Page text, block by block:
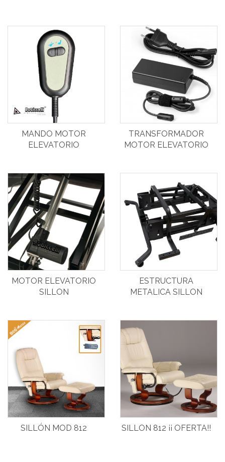
MANDO MOTOR
ELEVATORIO
TRANSFORMADOR
MOTOR ELEVATORIO
MOTOR ELEVATORIO
SILLON
ESTRUCTURA
METALICA SILLON
SILLÓN MOD 812 SILLON 812 ¡¡ OFERTA!!